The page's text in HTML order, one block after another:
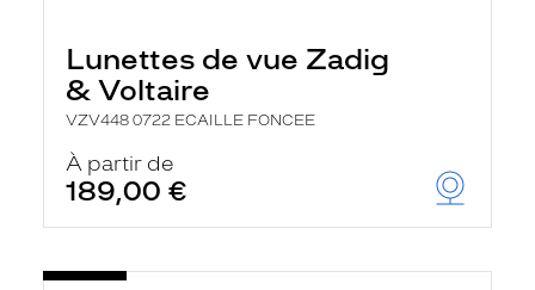
Lunettes de vue Zadig
& Voltaire
VZV448 0722 ECAILLE FONCEE
À partir de
189,00 €